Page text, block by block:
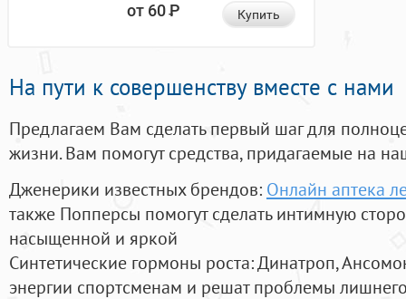
от 60Р Купить
На пути к совершенству вместе с нами
Предлагаем Вам сделать первый шаг для
жизни. Вам помогут средства, придагаемые на
Дженерики известных брендов: Онлайн аптека
также Попперсы помогут сделать интимную
насыщенной и яркой
Синтетические гормоны роста: Динатроп,
энергии спортсменам и решат проблемы